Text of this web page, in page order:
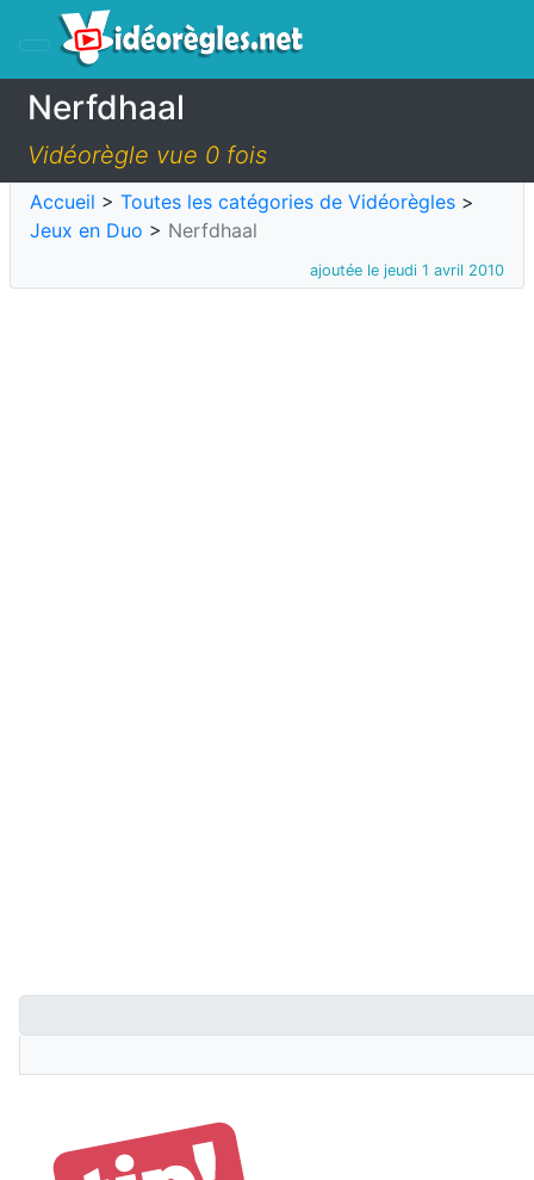
Nerfdhaal
Vidéorègle vue 0 fois
Accueil > Toutes les catégories de Vidéorègles >
Jeux en Duo > Nerfdhaal
ajoutée le jeudi 1 avril 2010